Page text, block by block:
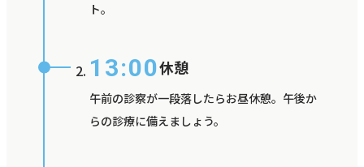
ト。
13:00休憩
午前の診察が一段落したらお昼休憩。午後か
らの診療に備えましょう。